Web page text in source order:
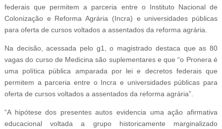
federais que permitem a parceria entre o Instituto Nacional de
Colonização e Reforma Agrária (Incra) e universidades públicas
para oferta de cursos voltados a assentados da reforma agrária.
Na decisão, acessada pelo g1, o magistrado destaca que as 80
vagas do curso de Medicina são suplementares e que “o Pronera é
uma política pública amparada por lei e decretos federais que
permitem a parceria entre o Incra e universidades públicas para
oferta de cursos voltados a assentados da reforma agrária”.
“A hipótese dos presentes autos evidencia uma ação afirmativa
educacional voltada a grupo historicamente marginalizado